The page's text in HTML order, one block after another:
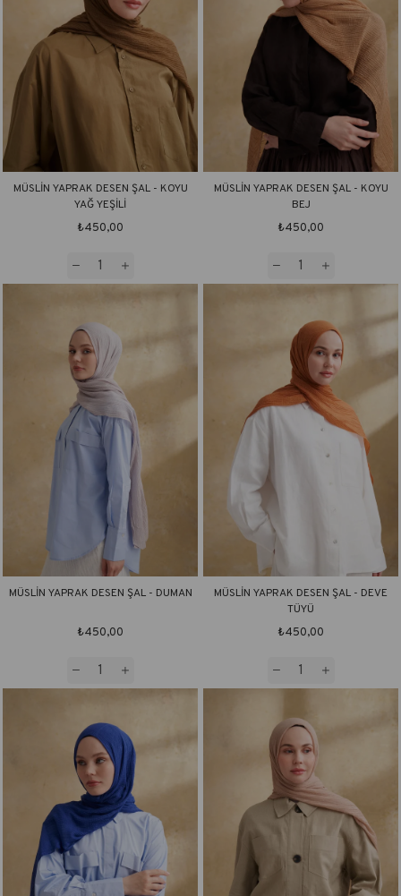
MÜSLİN YAPRAK DESEN ŞAL - KOYU
YAĞ YEŞİLİ
₺450,00
MÜSLİN YAPRAK DESEN ŞAL - KOYU
BEJ
₺450,00
MÜSLİN YAPRAK DESEN ŞAL - DUMAN
₺450,00
MÜSLİN YAPRAK DESEN ŞAL - DEVE
TÜYÜ
₺450,00